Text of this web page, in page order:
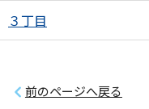
３丁目
前のページへ戻る